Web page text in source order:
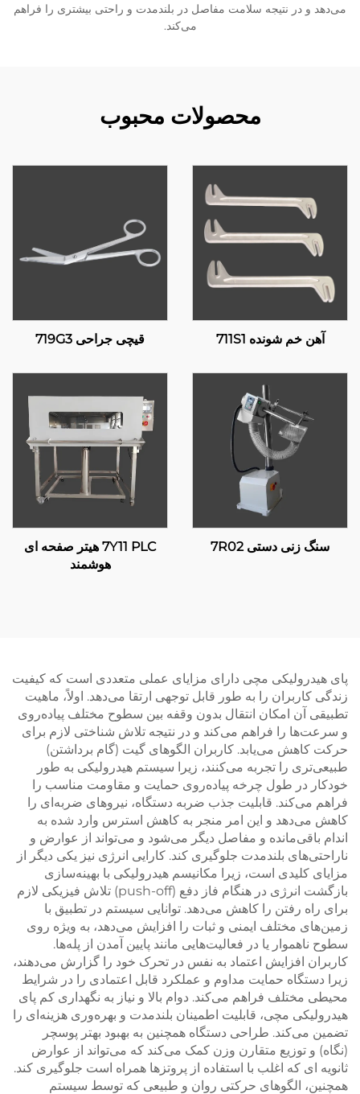
می‌دهد و در نتیجه سلامت مفاصل در بلندمدت و راحتی بیشتری را فراهم
می‌کند.
محصولات محبوب
آهن خم شونده 711S1 قیچی جراحی 719G3
سنگ زنی دستی 7R02
7Y11 PLC هیتر صفحه ای
هوشمند
پای هیدرولیکی مچی دارای مزایای عملی متعددی است که کیفیت
زندگی کاربران را به طور قابل توجهی ارتقا می‌دهد. اولاً، ماهیت
تطبیقی آن امکان انتقال بدون وقفه بین سطوح مختلف پیاده‌روی
و سرعت‌ها را فراهم می‌کند و در نتیجه تلاش شناختی لازم برای
حرکت کاهش می‌یابد. کاربران الگوهای گیت (گام برداشتن)
طبیعی‌تری را تجربه می‌کنند، زیرا سیستم هیدرولیکی به طور
خودکار در طول چرخه پیاده‌روی حمایت و مقاومت مناسب را
فراهم می‌کند. قابلیت جذب ضربه دستگاه، نیروهای ضربه‌ای را
کاهش می‌دهد و این امر منجر به کاهش استرس وارد شده به
اندام باقی‌مانده و مفاصل دیگر می‌شود و می‌تواند از عوارض و
ناراحتی‌های بلندمدت جلوگیری کند. کارایی انرژی نیز یکی دیگر از
مزایای کلیدی است، زیرا مکانیسم هیدرولیکی با بهینه‌سازی
بازگشت انرژی در هنگام فاز دفع (push-off) تلاش فیزیکی لازم
برای راه رفتن را کاهش می‌دهد. توانایی سیستم در تطبیق با
زمین‌های مختلف ایمنی و ثبات را افزایش می‌دهد، به ویژه روی
سطوح ناهموار یا در فعالیت‌هایی مانند پایین آمدن از پله‌ها.
کاربران افزایش اعتماد به نفس در تحرک خود را گزارش می‌دهند،
زیرا دستگاه حمایت مداوم و عملکرد قابل اعتمادی را در شرایط
محیطی مختلف فراهم می‌کند. دوام بالا و نیاز به نگهداری کم پای
هیدرولیکی مچی، قابلیت اطمینان بلندمدت و بهره‌وری هزینه‌ای را
تضمین می‌کند. طراحی دستگاه همچنین به بهبود بهتر پوسچر
(نگاه) و توزیع متقارن وزن کمک می‌کند که می‌تواند از عوارض
ثانویه ای که اغلب با استفاده از پروتزها همراه است جلوگیری کند.
همچنین، الگوهای حرکتی روان و طبیعی که توسط سیستم